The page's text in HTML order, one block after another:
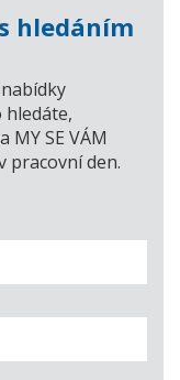
hledáním
hledáte,
SE VÁM
pracovní den.